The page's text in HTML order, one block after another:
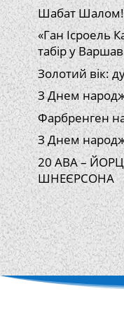
Шабат Шалом!
«Ган Ісроель
табір у
Золотий вік:
З Днем
Фарбренген
З Днем
20 АВА –
ШНЕЄРСОНА